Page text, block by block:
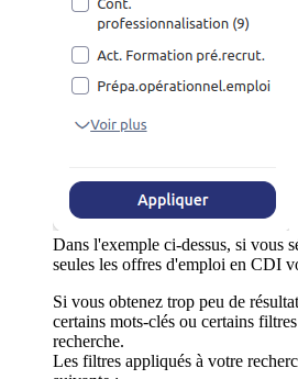
Dans l'exemple ci-dessus, si vous
seules les offres d'emploi en CDI
Si vous obtenez trop peu de
certains mots-clés ou certains
recherche.
Les filtres appliqués à votre